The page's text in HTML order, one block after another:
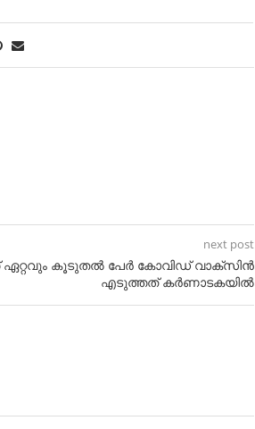
next post
ഏറ്റവും കൂടുതൽ പേർ കോവിഡ് വാക്‌സിൻ
എടുത്തത് കർണാടകയിൽ